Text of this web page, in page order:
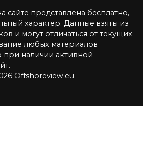
сайте представлена бесплатно,
характер. Данные взяты из
и могут отличаться от текущих
любых материалов
наличии активной
Offshoreview.eu